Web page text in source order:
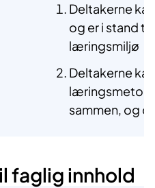
Deltakerne
og er i stand
læringsmiljø
Deltakerne
sammen, og
innhold